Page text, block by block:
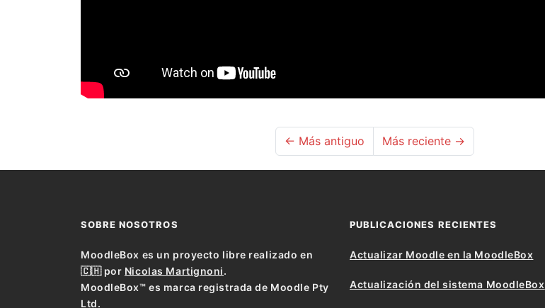
← Más antiguo Más reciente →
SOBRE NOSOTROS
MoodleBox es un proyecto libre realizado en
🇨🇭 por Nicolas Martignoni.
MoodleBox™ es marca registrada de Moodle Pty
Ltd.
PUBLICACIONES RECIENTES
Actualizar Moodle en la MoodleBox
Actualización del sistema MoodleBox